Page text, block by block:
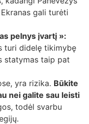
gali turėti
pelnys įvartį »:
turi didelę tikimybę
statymas taip pat
yra rizika. Būkite
nei galite sau leisti
todėl svarbu